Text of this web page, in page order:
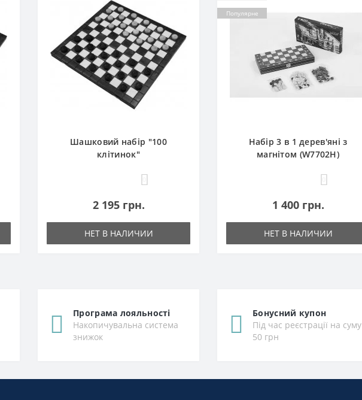
Шашковий набір "100
клітинок"
2 195 грн.
НЕТ В НАЛИЧИИ
Популярне
Набір 3 в 1 дерев'яні з
магнітом (W7702H)
1 400 грн.
НЕТ В НАЛИЧИИ
Програма лояльності
Накопичувальна система
знижок
Бонусний купон
Під час реєстрації на суму
50 грн